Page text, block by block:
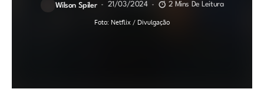
Wilson Spiler 21/03/2024 2 Mins De Leitura
Foto: Netflix / Divulgação